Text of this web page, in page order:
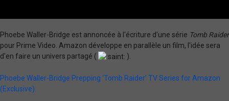
Phoebe Waller-Bridge est annoncée à l'écriture d'une série Tomb Raider
pour Prime Video. Amazon développe en parallèle un film, l'idée sera
d'en faire un univers partagé (
).
Phoebe Waller-Bridge Prepping ‘Tomb Raider’ TV Series for Amazon
(Exclusive)